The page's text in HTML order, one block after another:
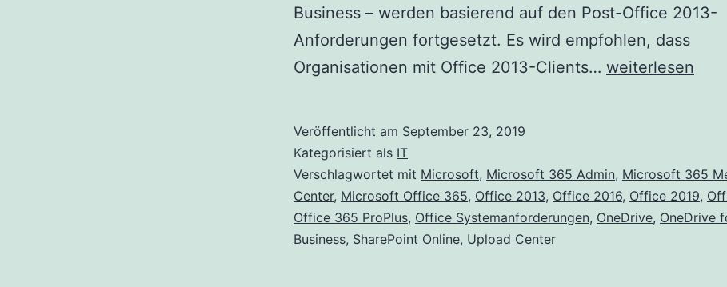
Business – werden basierend auf den Post-Office 2013-
Anforderungen fortgesetzt. Es wird empfohlen, dass
Organisationen mit Office 2013-Clients… Office
Office
365-
Diensten
weiterlesen
Veröffentlicht am September 23, 2019
Kategorisiert als IT
Verschlagwortet mit Microsoft, Microsoft 365 Admin, Microsoft 365
Center, Microsoft Office 365, Office 2013, Office 2016, Office 2019,
Office 365 ProPlus, Office Systemanforderungen, OneDrive, OneDrive
Business, SharePoint Online, Upload Center